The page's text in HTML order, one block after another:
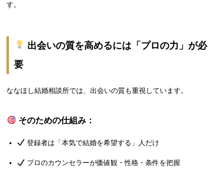
す。
出会いの質を高めるには「プロの力」が必
要
ななほし結婚相談所では、出会いの質も重視しています。
そのための仕組み：
登録者は「本気で結婚を希望する」人だけ
プロのカウンセラーが価値観・性格・条件を把握